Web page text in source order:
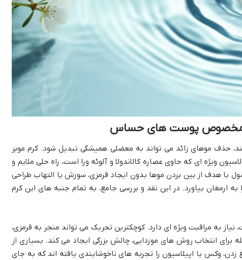
مخصوص پوست های حساس
حذف موهای زائد می تواند به معضلی همیشگی تبدیل شود. کرم موبر
ویژه ای که حاوی عصاره کالاندولا و آلوئه ورا است، راه حلی ملایم و
با هدف از بین بردن موها بدون ایجاد قرمزی، سوزش یا التهاب طراحی
ارمغان بیاورد. در این نقد و بررسی جامع، به تمام جنبه های این کرم
به مراقبت ویژه ای دارد. کوچکترین تحریک می تواند منجر به قرمزی،
انتخاب روش های موزدایی، چالش بزرگی ایجاد می کند. بسیاری از
وکس یا اپیلاسیون را تجربه های ناخوشایندی یافته اند که به جای